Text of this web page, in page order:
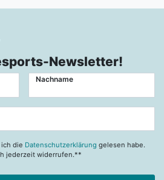
Newsletter!
Nachname
die Datenschutzerklärung gelesen habe.
jederzeit widerrufen.**